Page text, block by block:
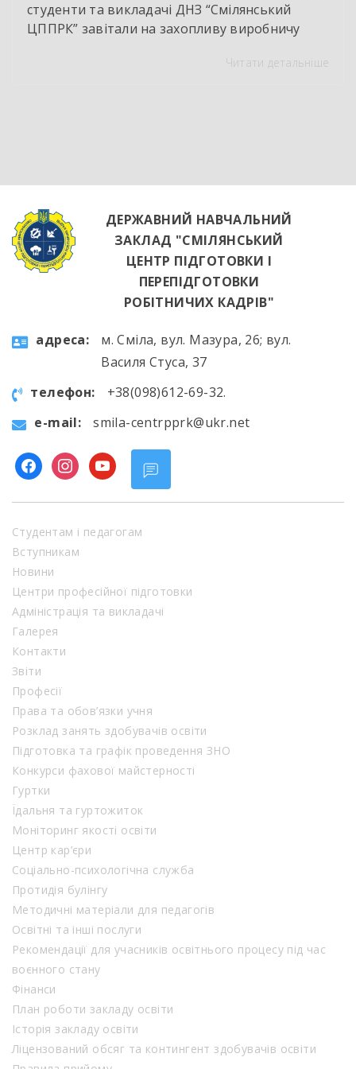
студенти та викладачі ДНЗ “Смілянський
ЦППРК” завітали на захопливу виробничу
НВК “Лідер”. Світлі кахлі, інноваційне
висококваліфікованих майбутніх фахівцях. […]
Читати детальніше
ДЕРЖАВНИЙ НАВЧАЛЬНИЙ
ЗАКЛАД "СМІЛЯНСЬКИЙ
ЦЕНТР ПІДГОТОВКИ І
ПЕРЕПІДГОТОВКИ
РОБІТНИЧИХ КАДРІВ"
aдресa:
м. Сміла, вул. Мазура, 26; вул.
Василя Стуса, 37
телефон:
+38(098)612-69-32.
e-mail:
smila-centrpprk@ukr.net
facebookinstagram
youtube
Студентам і педагогам
Вступникам
Новини
Центри професійної підготовки
Адміністрація та викладачі
Галерея
Контакти
Звіти
Професії
Права та обов’язки учня
Розклад занять здобувачів освіти
Підготовка та графік проведення ЗНО
Конкурси фахової майстерності
Гуртки
Їдальня та гуртожиток
Моніторинг якості освіти
Центр кар’єри
Соціально-психологічна служба
Протидія булінгу
Методичні матеріали для педагогів
Освітні та інші послуги
Рекомендації для учасників освітнього процесу під час
воєнного стану
Фінанси
План роботи закладу освіти
Історія закладу освіти
Ліцензований обсяг та контингент здобувачів освіти